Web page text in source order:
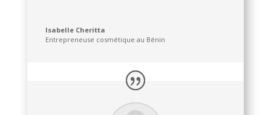
Isabelle Cheritta
Entrepreneuse cosmétique au Bénin